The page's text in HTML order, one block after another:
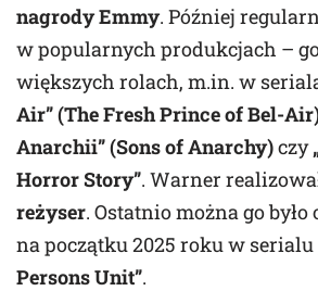
nagrody Emmy. Później
w popularnych produkcjach –
większych rolach, m.in. w
Air” (The Fresh Prince of Bel-
Anarchii” (Sons of Anarchy)czy
Horror Story”. Warner
reżyser. Ostatnio można go
na początku 2025 roku w serialu
Persons Unit”.